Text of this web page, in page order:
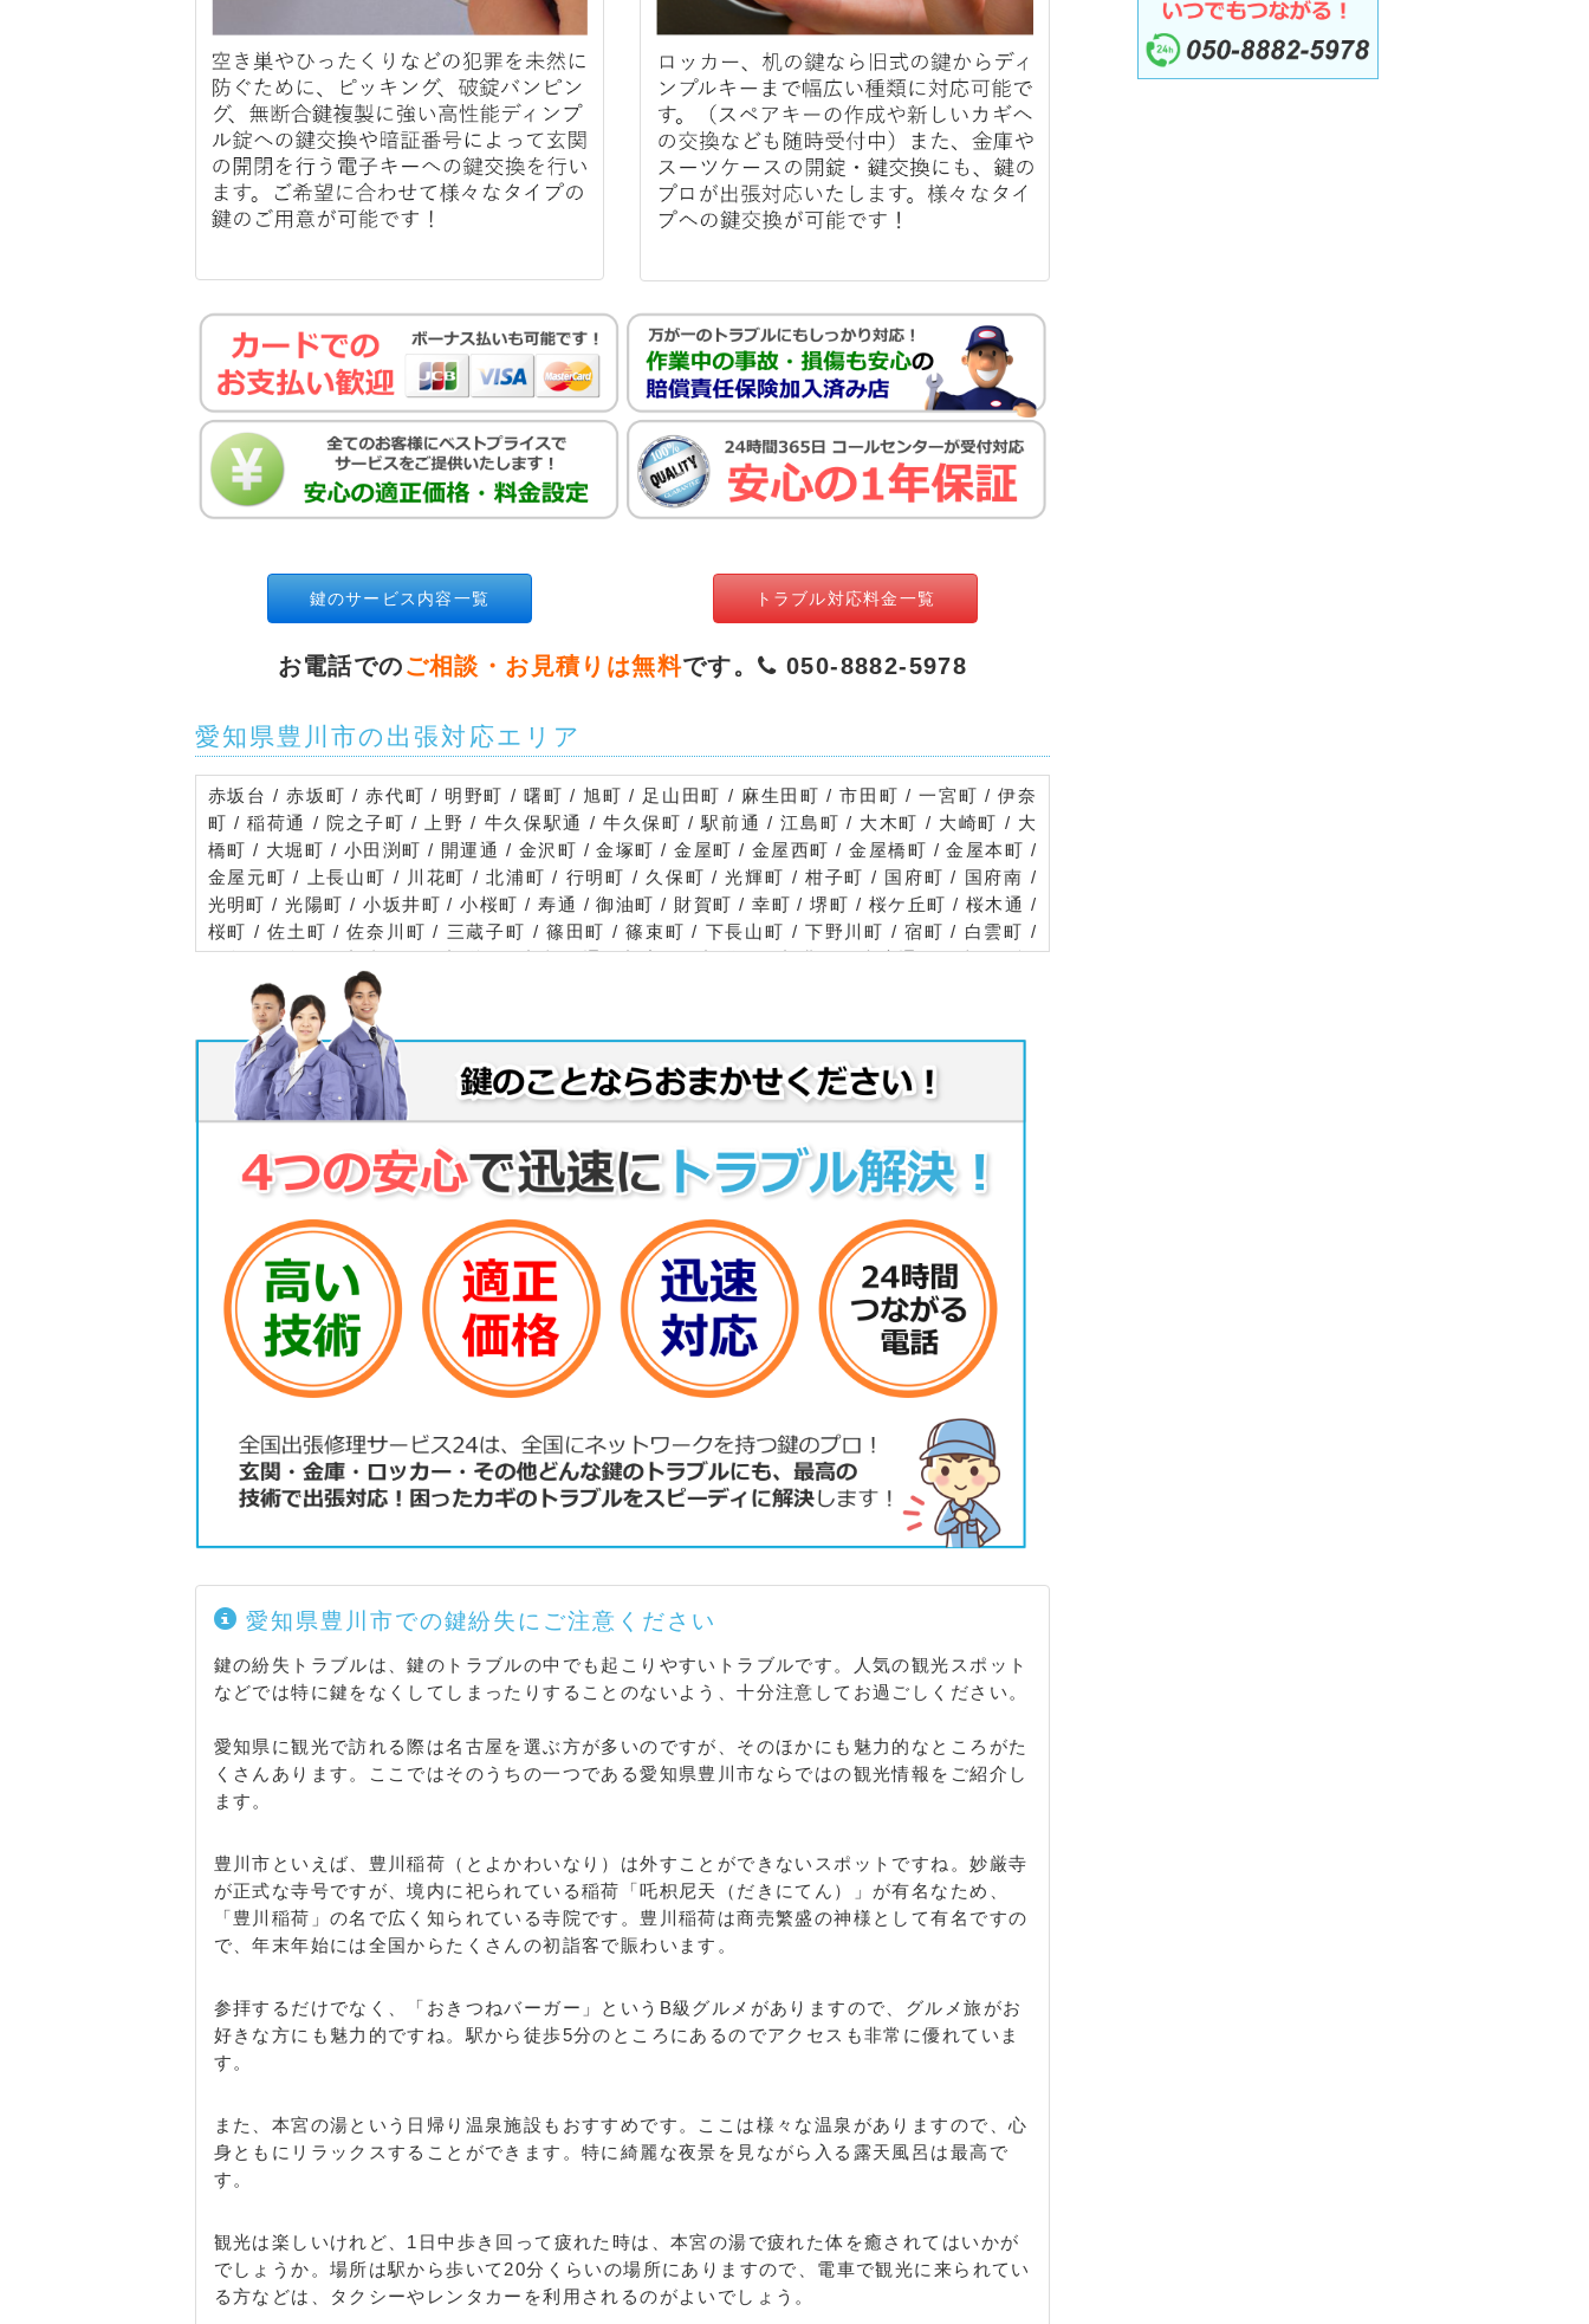
鍵のサービス内容一覧 トラブル対応料金一覧
お電話でのご相談・お見積りは無料です。 050-8882-5978
愛知県豊川市の出張対応エリア
赤坂台 / 赤坂町 / 赤代町 / 明野町 / 曙町 / 旭町 / 足山田町 / 麻生田町 / 市田町 / 一宮町 / 伊奈
町 / 稲荷通 / 院之子町 / 上野 / 牛久保駅通 / 牛久保町 / 駅前通 / 江島町 / 大木町 / 大崎町 / 大
橋町 / 大堀町 / 小田渕町 / 開運通 / 金沢町 / 金塚町 / 金屋町 / 金屋西町 / 金屋橋町 / 金屋本町 /
金屋元町 / 上長山町 / 川花町 / 北浦町 / 行明町 / 久保町 / 光輝町 / 柑子町 / 国府町 / 国府南 /
光明町 / 光陽町 / 小坂井町 / 小桜町 / 寿通 / 御油町 / 財賀町 / 幸町 / 堺町 / 桜ケ丘町 / 桜木通 /
桜町 / 佐土町 / 佐奈川町 / 三蔵子町 / 篠田町 / 篠束町 / 下長山町 / 下野川町 / 宿町 / 白雲町 /
白鳥 / 白鳥町 / 新青馬町 / 新栄町 / 新桜町通 / 新宿町 / 新道町 / 新豊町 / 末広通 / 住吉町 / 諏
訪 / 諏訪西町 / 瀬木町 / 蔵子 / 代田町 / 高見町 / 為当町 / 樽井町 / 千両町 / 千歳通 / 中央通 /
中条町 / 中部町 / 天神町 / 東光町 / 当古町 / 東上町 / 東新町 / 塔ノ木町 / 東名町 / 土筒町 / 豊
川栄町 / 豊川仲町 / 豊川西町 / 豊川元町 / 豊川町 / 豊津町 / 長草町 / 長沢町 / 中野川町 / 西口
町 / 西香ノ木町 / 西桜木町 / 西島町 / 西塚町 / 西原町 / 西本町 / 西豊町 / 野口町 / 萩町 / 萩山
町 / 橋尾町 / 花井町 / 馬場町 / 東曙町 / 東桜木町 / 東豊町 / 平井町 / 平尾町 / 二葉町 / 二見町 /
古宿町 / 豊栄町 / 穂ノ原 / 本野ケ原 / 本野町 / 牧野町 / 正岡町 / 松風町 / 松原町 / 松久町 / 三
上町 / 美園 / 御津町（赤根 / 赤根角田 / 赤根神場 / 赤根柑子 / 赤根下川 / 赤根水神 / 赤根堤下 /
赤根天王 / 赤根百々 / 赤根仲田 / 赤根西半郷 / 赤根野竹 / 赤根半郷 / 赤根前浜 / 赤根松葉 / 赤
根宮前 / 赤根屋敷 / 赤根谷田入 / 赤根山田 / 安礼の崎 / 大草 / 大草上竹 / 大草大森 / 大草神場 /
大草西郷 / 大草新田 / 大草神田 / 大草外新田 / 大草東郷 / 大草西浜 / 大草西分莚 / 大草分莚 /
大草向野 / 御馬 / 御馬梅田 / 御馬加美 / 御馬川端 / 御馬塩入 / 御馬塩浜 / 御馬膳田 / 御馬玉袋 /
御馬剱 / 御馬中島 / 御馬仲田 / 御馬長床 / 御馬流田 / 御馬西 / 御馬西梅 / 御馬野添 / 御馬浜田 /
御馬東 / 御馬宮浦 / 御馬向道 / 金野 / 金野青木 / 金野油田 / 金野石田 / 金野稲場 / 金野岩本 /
金野上野 / 金野籠田 / 金野上沢 / 金野観音寺 / 金野国坂 / 金野郷作 / 金野五反田 / 金野小根沢 /
金野猿沢 / 金野下 / 金野下ノ前 / 金野新砂田 / 金野新山影 / 金野砂田 / 金野竹入 / 金野足見 /
金野徳寒 / 金野中切 / 金野中畑 / 金野西沢 / 金野灰野坂 / 金野長谷沢 / 金野東河津 / 金野東田 /
金野東畑 / 金野桧河津 / 金野深沢 / 金野深田 / 金野袋田 / 金野藤ケ山 / 金野藤久保 / 金野見竹 /
金野山影 / 金野山本 / 金野横手 / 上佐脇 / 上佐脇雨田 / 上佐脇犬田 / 上佐脇大郡 / 上佐脇河原
田 / 上佐脇観音堂 / 上佐脇北区 / 上佐脇中区 / 上佐脇西区 / 上佐脇西ノ貝津 / 上佐脇二本松 /
上佐脇野川 / 上佐脇野添 / 上佐脇花ノ木 / 上佐脇東区 / 上佐脇深田 / 上佐脇松下 / 上佐脇南区 /
上佐脇屋敷 / 上佐脇六反畑 / 佐脇浜 / 佐脇浜一号地 / 佐脇浜二号地 / 佐脇浜三号地 / 下佐脇 /
下佐脇鎌田 / 下佐脇河田 / 下佐脇北浦 / 下佐脇義郎 / 下佐脇九作 / 下佐脇郷中 / 下佐脇御所 /
下佐脇佐脇原 / 下佐脇新洗出 / 下佐脇新梅田 / 下佐脇新畑 / 下佐脇是願 / 下佐脇高畑 / 下佐脇
田熊 / 下佐脇玉袋 / 下佐脇出口 / 下佐脇天神 / 下佐脇仲荒 / 下佐脇仲ノ坪 / 下佐脇縄口 / 下佐
脇縄手 / 下佐脇野口 / 下佐脇野先 / 下佐脇八尻 / 下佐脇八反田 / 下佐脇羽鳥 / 下佐脇花ノ木 /
下佐脇浜道 / 下佐脇引通 / 下佐脇広野 / 下佐脇平次 / 下佐脇堀合 / 下佐脇待井 / 下佐脇都 / 下
豊沢 / 豊沢赤羽根 / 豊沢石堂野 / 豊沢入ノ口 / 豊沢上野山 / 豊沢後田 / 豊沢大蔵 / 豊沢大沢 /
豊沢大坪 / 豊沢川原 / 豊沢久蔵 / 豊沢蔵下 / 豊沢小沢 / 豊沢小山 / 豊沢沢渡 / 豊沢篠川 / 豊沢
新小山 / 豊沢新杉下 / 豊沢杉下 / 豊沢樽美 / 豊沢払田 / 豊沢引釣 / 豊沢松田 / 豊沢松ノ下 / 豊
丁田 / 泙野仲田 / 泙野仲ノ坪 / 泙野浜新田 / 泙野堀合 / 泙野宮永 / 泙野村崎 / 泙野餅田 / 泙野
柳原 / 泙野山下 / 泙野六角 / 泙野六反田 / 西方 / 西方揚浜 / 西方入浜 / 西方井領田 / 西方狐塚 /
西方九策 / 西方源農 / 西方小貝津 / 西方下浜道 / 西方常ノ口 / 西方長田 / 西方樋田 / 西方中道 /
西方中屋敷 / 西方梨野 / 西方浜田 / 西方日暮 / 西方広田 / 西方松本 / 西方宮長 / 広石 / 広石石
広石祓田 / 広石日暮 / 広石広国 / 広石船津 / 広石船山 / 広石神子田 / 広石御津山 / 広石横町 /
御幸浜 / 御幸浜一号地） / 緑町 / 南大通 / 南千両 / 三谷原町 / 美幸町 / 美和通 / 向河原町 / 森 /
門前町 / 谷川町 / 山道町 / 弥生町 / 八幡町 / 豊が丘町 / 四ツ谷町 / 六角町 / 若鳩町 / 若宮町
愛知県豊川市での鍵紛失にご注意ください
鍵の紛失トラブルは、鍵のトラブルの中でも起こりやすいトラブルです。人気の観光スポット
などでは特に鍵をなくしてしまったりすることのないよう、十分注意してお過ごしください。
愛知県に観光で訪れる際は名古屋を選ぶ方が多いのですが、そのほかにも魅力的なところがた
くさんあります。ここではそのうちの一つである愛知県豊川市ならではの観光情報をご紹介し
ます。
豊川市といえば、豊川稲荷（とよかわいなり）は外すことができないスポットですね。妙厳寺
が正式な寺号ですが、境内に祀られている稲荷「吒枳尼天（だきにてん）」が有名なため、
「豊川稲荷」の名で広く知られている寺院です。豊川稲荷は商売繁盛の神様として有名ですの
で、年末年始には全国からたくさんの初詣客で賑わいます。
参拝するだけでなく、「おきつねバーガー」というB級グルメがありますので、グルメ旅がお
好きな方にも魅力的ですね。駅から徒歩5分のところにあるのでアクセスも非常に優れていま
す。
また、本宮の湯という日帰り温泉施設もおすすめです。ここは様々な温泉がありますので、心
身ともにリラックスすることができます。特に綺麗な夜景を見ながら入る露天風呂は最高で
す。
観光は楽しいけれど、1日中歩き回って疲れた時は、本宮の湯で疲れた体を癒されてはいかが
でしょうか。場所は駅から歩いて20分くらいの場所にありますので、電車で観光に来られてい
る方などは、タクシーやレンタカーを利用されるのがよいでしょう。